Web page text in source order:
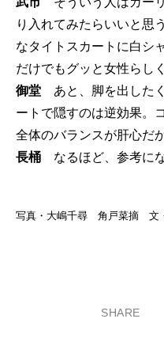
り入れてみたらいいと思
なタイトスカートに白シ
だけでもグッと女性らし
御堂 あと、脚を出した
ートで隠すのは逆効果。
全体のバランスが肝心だ
長桶 なるほど、参考に
写真・大嶋千尋 角戸菜摘 文
SHARE